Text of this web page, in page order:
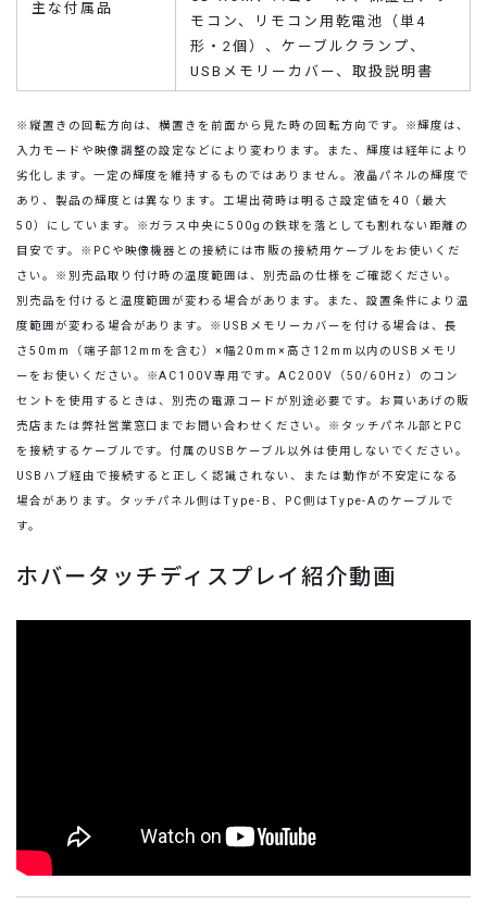
主な付属品
モコン、リモコン用乾電池（単4
形・2個）、ケーブルクランプ、
USBメモリーカバー、取扱説明書
※縦置きの回転方向は、横置きを前面から見た時の回転方向です。 ※輝度は、
入力モードや映像調整の設定などにより変わります。また、輝度は経年により
劣化します。一定の輝度を維持するものではありません。液晶パネルの輝度で
あり、製品の輝度とは異なります。工場出荷時は明るさ設定値を40（最大
50）にしています。 ※ガラス中央に500gの鉄球を落としても割れない距離の
目安です。 ※PCや映像機器との接続には市販の接続用ケーブルをお使いくだ
さい。 ※別売品取り付け時の温度範囲は、別売品の仕様をご確認ください。
別売品を付けると温度範囲が変わる場合があります。また、設置条件により温
度範囲が変わる場合があります。 ※USBメモリーカバーを付ける場合は、長
さ50mm（端子部12mmを含む）×幅20mm×高さ12mm以内のUSBメモリ
ーをお使いください。 ※AC100V専用です。AC200V（50/60Hz）のコン
セントを使用するときは、別売の電源コードが別途必要です。お買いあげの販
売店または弊社営業窓口までお問い合わせください。 ※タッチパネル部とPC
を接続するケーブルです。付属のUSBケーブル以外は使用しないでください。
USBハブ経由で接続すると正しく認識されない、または動作が不安定になる
場合があります。タッチパネル側はType-B、PC側はType-Aのケーブルで
す。
ホバータッチディスプレイ紹介動画